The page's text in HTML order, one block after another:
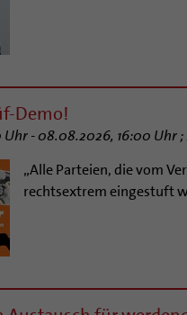
Demo!
- 08.08.2026, 16:00 Uhr
„Alle Parteien, die vom
rechtsextrem eingestuft